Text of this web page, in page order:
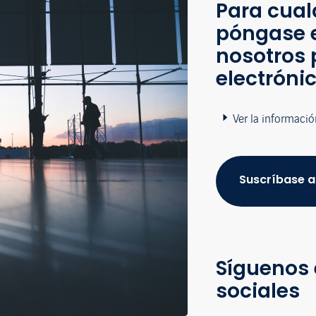
Para
póngase
nosotros
Ver la
Suscríbase
sociales